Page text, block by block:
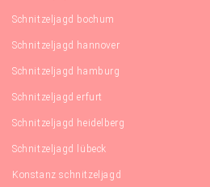
Schnitzeljagd bochum
Schnitzeljagd hannover
Schnitzeljagd hamburg
Schnitzeljagd erfurt
Schnitzeljagd heidelberg
Schnitzeljagd lübeck
Konstanz schnitzeljagd